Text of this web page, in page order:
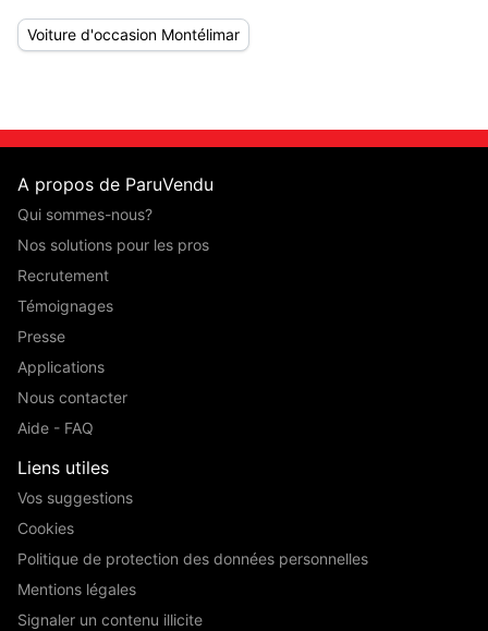
Voiture d'occasion Montélimar
A propos de ParuVendu
Qui sommes-nous?
Nos solutions pour les pros
Recrutement
Témoignages
Presse
Applications
Nous contacter
Aide - FAQ
Liens utiles
Vos suggestions
Cookies
Politique de protection des données personnelles
Mentions légales
Signaler un contenu illicite